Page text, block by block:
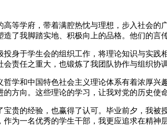
等学府，带着满腔热忱与理想，步入社会
了我脚踏实地、积极向上的品格。他们的言
身于学生会的组织工作，将理论知识与实
责任之重大，也锻炼了我团队协作与组织
学和中国特色社会主义理论体系有着浓厚
方向。这些理论的学习，让我对党的历史使
贵的经验，也赢得了认可。毕业前夕，我
为一名优秀的学生干部，我更应追求在精